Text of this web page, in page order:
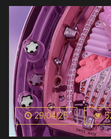
29/04/25